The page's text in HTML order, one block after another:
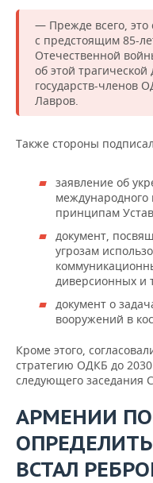
— Прежде всего, это
с предстоящим 85-
Отечественной
об этой
государств-членов
Лавров.
Также стороны
заявление об
принципам
документ,
угрозам
диверсионных и
документ о
вооружений в
Кроме этого,
стратегию ОДКБ до
следующего
АРМЕНИИ
ВСТАЛ